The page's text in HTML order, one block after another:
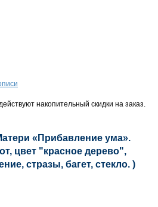
накопительный скидки на заказ.
«Прибавление ума».
цвет "красное дерево",
стразы, багет, стекло. )